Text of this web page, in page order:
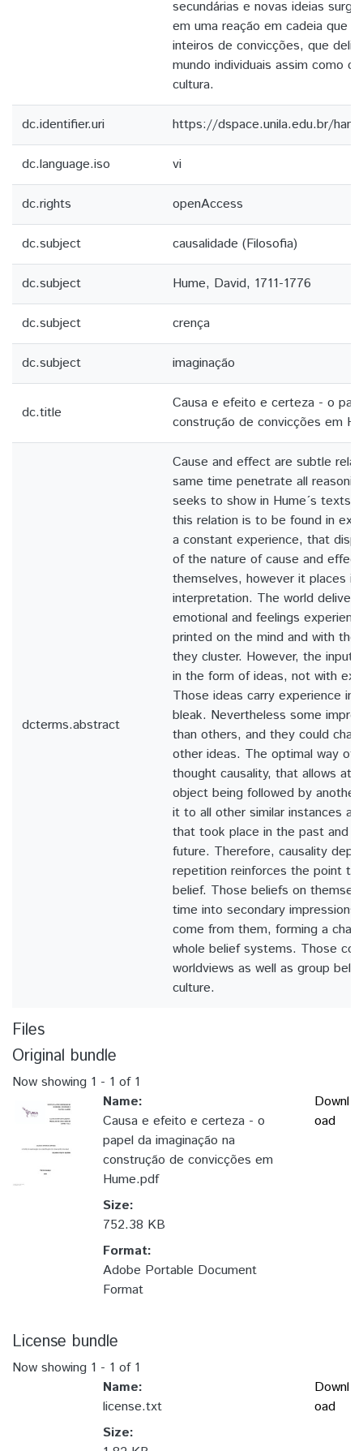
secundárias e novas ideias
em uma reação em cadeia que
inteiros de convicções, que
mundo individuais assim como
cultura.
dc.identifier.uri https://dspace.unila.edu.br/
dc.language.iso vi
dc.rights openAccess
dc.subject causalidade (Filosofia)
dc.subject Hume, David, 1711-1776
dc.subject crença
dc.subject imaginação
dc.title
Causa e efeito e certeza - o
construção de convicções em
dcterms.abstract
Cause and effect are subtle
same time penetrate all
seeks to show in Hume´s texts,
this relation is to be found in
a constant experience, that
of the nature of cause and
themselves, however it places in
interpretation. The world
emotional and feelings
printed on the mind and with the
they cluster. However, the input
in the form of ideas, not with
Those ideas carry experience
bleak. Nevertheless some
than others, and they could
other ideas. The optimal way of
thought causality, that allows
object being followed by another
it to all other similar instances
that took place in the past and
future. Therefore, causality
repetition reinforces the point
belief. Those beliefs on
time into secondary impressions
come from them, forming a
whole belief systems. Those
worldviews as well as group
culture.
Files
Original bundle
Now showing 1 - 1 of 1
Name:
Causa e efeito e certeza - o
papel da imaginação na
construção de convicções em
Hume.pdf
Size:
752.38 KB
Format:
Adobe Portable Document
Format
Downl
oad
License bundle
Now showing 1 - 1 of 1
Name:
license.txt
Size:
Downl
oad